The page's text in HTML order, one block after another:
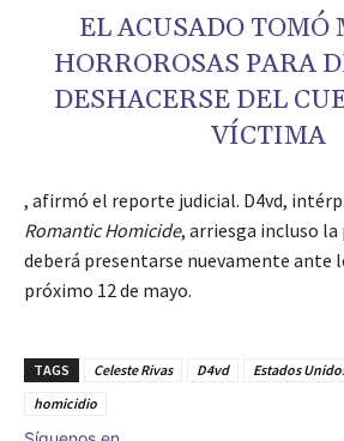
EL ACUSADO TOMÓ
HORROROSAS PARA
DESHACERSE DEL
VÍCTIMA
, afirmó el reporte judicial. D4vd,
Romantic Homicide, arriesga incluso la
deberá presentarse nuevamente ante
próximo 12 de mayo.
TAGS Celeste Rivas D4vd Estados
homicidio